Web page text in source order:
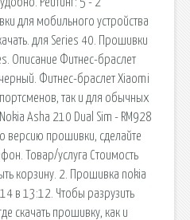
для мобильного устройства
для Series 40. Прошивки
Описание Фитнес-браслет
Фитнес-браслет Xiaomi
так и для обычных
Asha 210 Dual Sim - RM928
версию прошивки, сделайте
Товар/услуга Стоимость
корзину. 2. Прошивка nokia
в 13:12. Чтобы разрузить
скачать прошивку, как и